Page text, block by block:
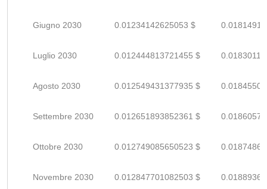
Giugno 2030 0.01234142625053 $
Luglio 2030 0.012444813721455 $
Agosto 2030 0.012549431377935 $
Settembre 2030 0.012651893852361 $
Ottobre 2030 0.012749085650523 $
Novembre 2030 0.012847701082503 $